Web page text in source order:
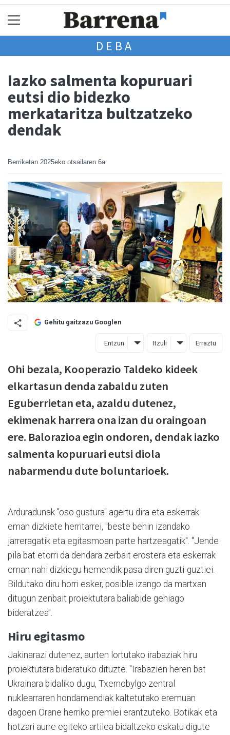
DEBA
Iazko salmenta kopuruari
eutsi dio bidezko
merkataritza bultzatzeko
dendak
Berriketan 2025eko otsailaren 6a
Gehitu gaitzazu Googlen
Entzun Itzuli Erraztu
Ohi bezala, Kooperazio Taldeko kideek
elkartasun denda zabaldu zuten
Eguberrietan eta, azaldu dutenez,
ekimenak harrera ona izan du oraingoan
ere. Balorazioa egin ondoren, dendak iazko
salmenta kopuruari eutsi diola
nabarmendu dute boluntarioek.
Arduradunak "oso gustura" agertu dira eta eskerrak
eman dizkiete herritarrei, "beste behin izandako
jarreragatik eta egitasmoan parte hartzeagatik". "Jende
pila bat etorri da dendara zerbait erostera eta eskerrak
eman nahi dizkiegu hemendik pasa diren guzti-guztiei.
Bildutako diru horri esker, posible izango da martxan
ditugun zenbait proiektutara baliabide gehiago
bideratzea".
Hiru egitasmo
Jakinarazi dutenez, aurten lortutako irabaziak hiru
proiektutara bideratuko dituzte. "Irabazien heren bat
Ukrainara bidaliko dugu, Txernobylgo zentral
nuklearraren hondamendiak kaltetutako eremuan
dagoen Orane herriko premiei erantzuteko. Botikak eta
hotzari aurre egiteko artilea bidaltzeko eskatu digute